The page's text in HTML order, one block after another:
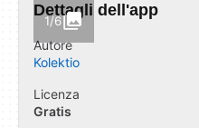
1/6
Dettagli dell'app
Autore
Kolektio
Licenza
Gratis